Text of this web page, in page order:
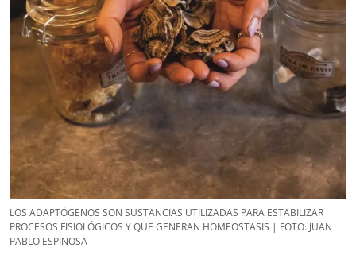
LOS ADAPTÓGENOS SON SUSTANCIAS UTILIZADAS PARA ESTABILIZAR
PROCESOS FISIOLÓGICOS Y QUE GENERAN HOMEOSTASIS | FOTO: JUAN
PABLO ESPINOSA